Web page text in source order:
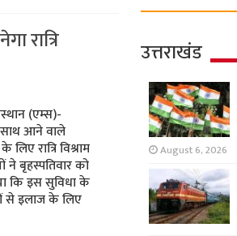
रात्रि
(एम्स)-
साथ आने वाले
रात्रि विश्राम
ने बृहस्पतिवार को
कि इस सुविधा के
से इलाज के लिए
उत्तराखंड
August 6, 2026